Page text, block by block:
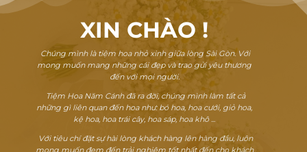
XIN CHÀO!
Chúng mình là tiệm hoa nhỏ xinh giữa lòng Sài Gòn. Với
mong muốn mang những cái đẹp và trao gửi yêu thương
đến với mọi người.
Tiệm Hoa Năm Cánh đã ra đời, chúng mình làm tất cả
những gì liên quan đến hoa như: bó hoa, hoa cưới, giỏ hoa,
kệ hoa, hoa trái cây, hoa sáp, hoa khô ...
Với tiêu chí đặt sự hài lòng khách hàng lên hàng đầu, luôn
mong muốn đem đến trải nghiệm tốt nhất đến cho khách